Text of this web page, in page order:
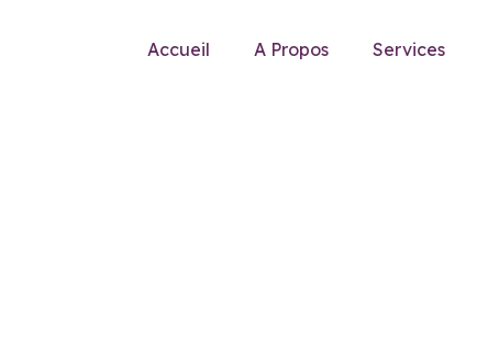
Accueil A Propos Services